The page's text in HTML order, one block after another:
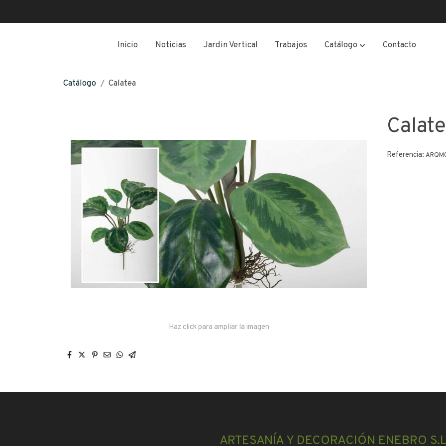
Inicio Noticias Jardin Vertical Trabajos Catálogo Contacto
Catálogo Calatea
Haz click para ampliar la imagen
Referencia:
ARTESANÍA Y DECORACIÓN ENEBRO